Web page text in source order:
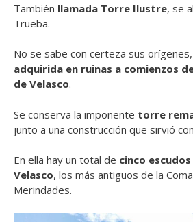
También llamada Torre Ilustre, se
Trueba.
No se sabe con certeza sus
adquirida en ruinas a comienzos
de Velasco.
Se conserva la imponente torre
junto a una construcción que sirvió
En ella hay un total de cinco
Velasco, los más antiguos de la
Merindades.